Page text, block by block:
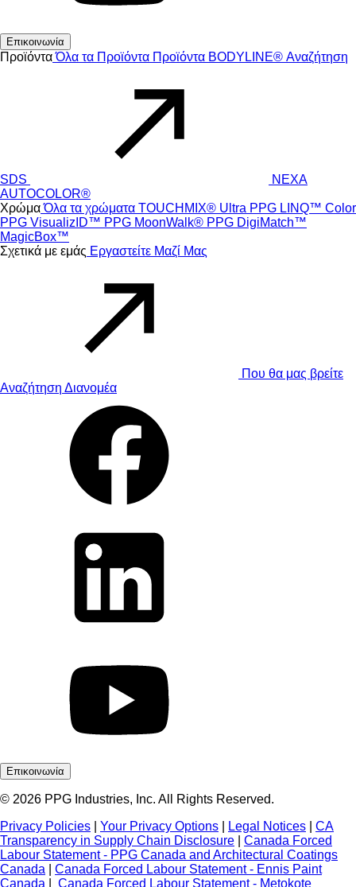
Επικοινωνία
ΠροϊόνταΌλα τα Προϊόντα Προϊόντα BODYLINE® Αναζήτηση
SDS
NEXA
AUTOCOLOR®
ΧρώμαΌλα τα χρώματα TOUCHMIX® Ultra PPG LINQ™ Color
PPG VisualizID™ PPG MoonWalk® PPG DigiMatch™
MagicBox™
Σχετικά με εμάς Εργαστείτε Μαζί Μας
Που θα μας βρείτε
Αναζήτηση Διανομέα
Επικοινωνία
© 2026 PPG Industries, Inc. All Rights Reserved.
Privacy Policies
Your Privacy Options Legal Notices
CA
Transparency in Supply Chain Disclosure
Canada Forced
Labour Statement - PPG Canada and Architectural Coatings
Canada
Canada Forced Labour Statement - Ennis Paint
Canada
Canada Forced Labour Statement - Metokote